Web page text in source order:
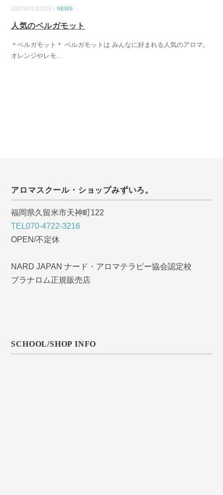
2017年02月10日｜ NEWS
人気のベルガモット
＊ベルガモット＊ ベルガモットは みんなに好まれる人気のアロマ。
オレンジやレモ
アロマスクール・ショップみずいろ。
福岡県久留米市天神町122
TEL070-4722-3216
OPEN/不定休
NARD JAPAN ナード・アロマテラピー協会認定校
プラナロム正規販売店
SCHOOL/SHOP INFO